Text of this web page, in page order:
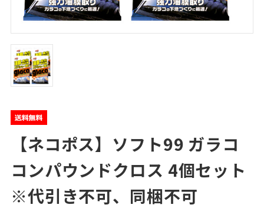
【ネコポス】ソフト99 ガラコ
コンパウンドクロス 4個セット
※代引き不可、同梱不可